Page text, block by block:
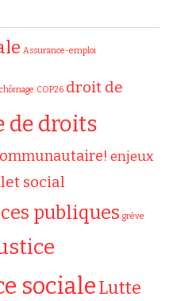
Assurance-emploi
chômage COP26 droit de
de droits
enjeux
social
publiques grève
socialeLutte